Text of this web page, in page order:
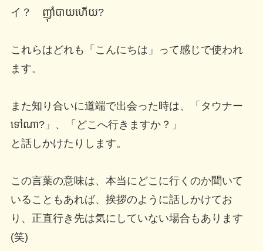
イ？ ញ៉ាំបាយហើយ?
これらはどれも「こんにちは」って感じで使われ
ます。
また知り合いに道端で出会った時は、「タウナー
ទៅណា?」、「どこへ行きますか？」
と話しかけたりします。
この言葉の意味は、本当にどこに行くのか聞いて
いることもあれば、挨拶のように話しかけてお
り、正直行き先は気にしていない場合もあります
(笑)